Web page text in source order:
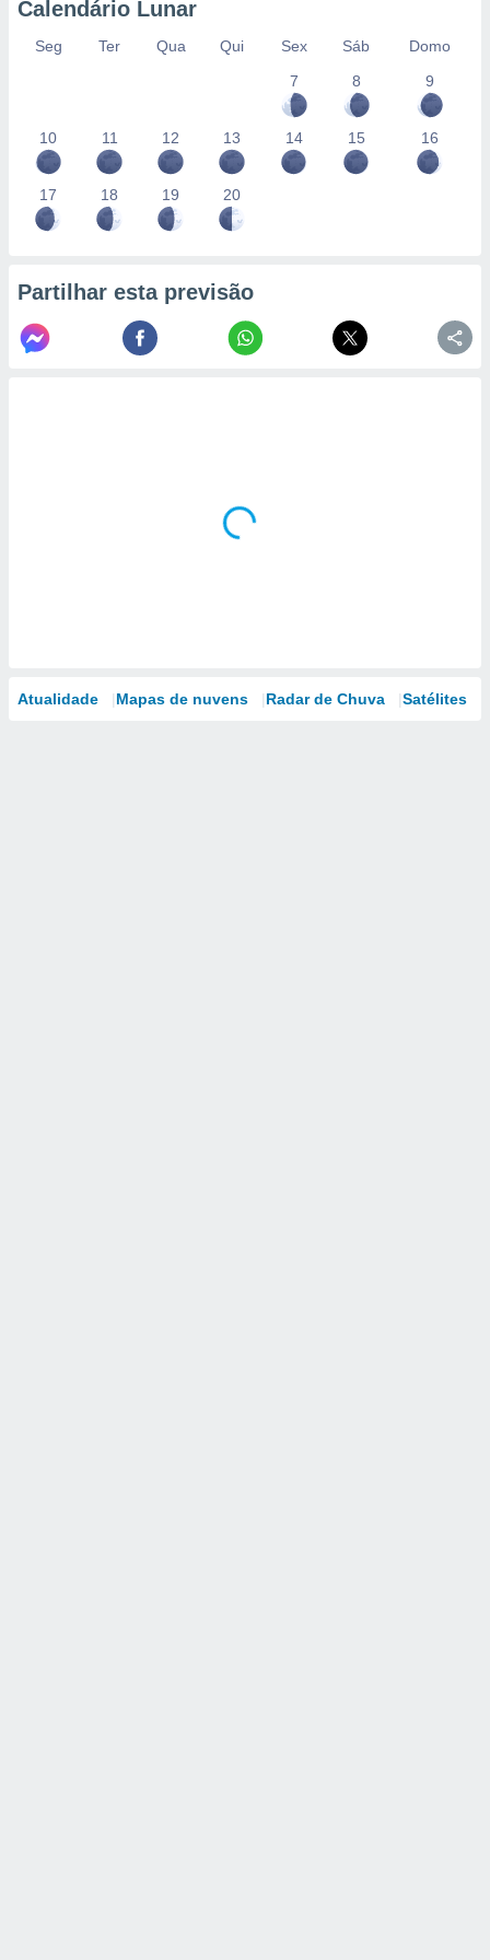
Calendário Lunar
Seg Ter Qua Qui Sex Sáb
Domo
7
8 9
10 11 12 13 14 15 16
17 18 19 20
Partilhar esta previsão
Atualidade Mapas de nuvens Radar de Chuva Satélites